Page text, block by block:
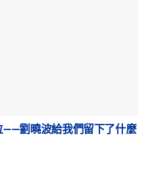
——劉曉波給我們留下了什麼